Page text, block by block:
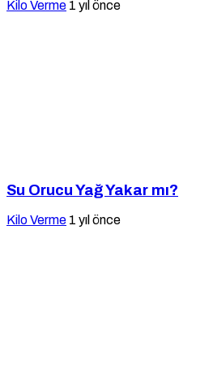
Kilo Verme 1 yıl önce
Su Orucu Yağ Yakar mı?
Kilo Verme 1 yıl önce